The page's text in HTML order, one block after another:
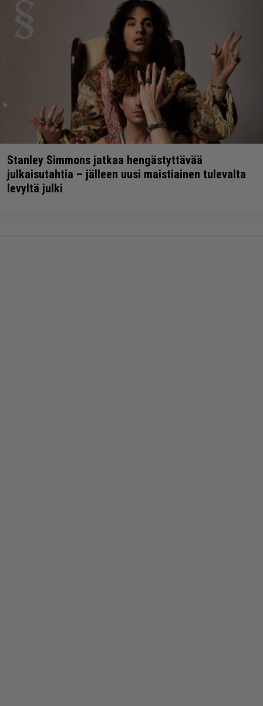
Stanley Simmons jatkaa hengästyttävää
julkaisutahtia – jälleen uusi maistiainen tulevalta
levyltä julki